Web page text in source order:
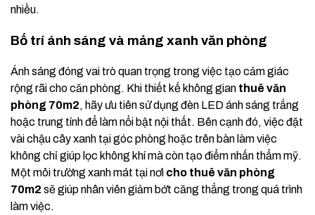
nhiều.
Bố trí ánh sáng và mảng xanh văn phòng
Ánh sáng đóng vai trò quan trọng trong việc tạo cảm giác
rộng rãi cho căn phòng. Khi thiết kế không gian thuê văn
phòng 70m2, hãy ưu tiên sử dụng đèn LED ánh sáng trắng
hoặc trung tính để làm nổi bật nội thất. Bên cạnh đó, việc đặt
vài chậu cây xanh tại góc phòng hoặc trên bàn làm việc
không chỉ giúp lọc không khí mà còn tạo điểm nhấn thẩm mỹ.
Một môi trường xanh mát tại nơi cho thuê văn phòng
70m2 sẽ giúp nhân viên giảm bớt căng thẳng trong quá trình
làm việc.